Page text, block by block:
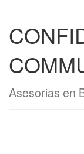
Asesorias en